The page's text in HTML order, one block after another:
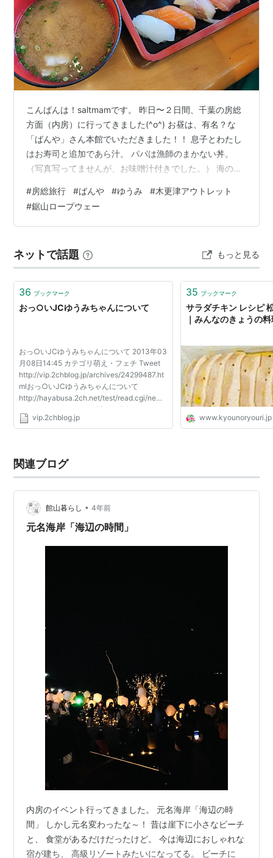
こんばんは！saltmamです。 昨日〜２日間、千葉の房総
方面（内房）に行ってきました(^o^) お昼は、有名？な
「ばんや」さん本館でいただきました！！ 息子とわたし
はお寿司と追加であら汁。 パパは漁師のまかない丼。
（写真写ってませんが、お味噌汁付きでした。） 海の近
す。 スルメイカの干物が珍しかったらしく、ニオイをか
んでいました。笑 次に保田小学校でお土産＆おやつタイ
ム。 そして、鋸山へGO！！ ロープウェイで上りました
ってもきれいでした。 晴れていてよかったです＼(^o^)／
さて、お宿…
#房総旅行 #ばんや #ゆうみ #木更津アウトレット
#鋸山ロープウェー
ネットで話題 もっと見る
36 ブックマーク
おっ○いJCゆうみちゃんについて
おっ○いJCゆうみちゃんについて 2013年03
月08日14:45 カテゴリ萌え・フェチ Tweet
http://vip.2chblog.jp/archives/24299487.ht
mlおっ○いJCゆうみちゃんについて
http://hayabusa.2ch.net/test/read.cgi/news
4vip/1362451343/ 1：以下、名無しにかわ
りましてVIPがお送りします：
vip.2chblog.jp
35 ブックマーク
サラダチキン レシピ
｜みんなのきょうの
www.kyounoryouri.jp
関連ブログ
館山暮らし • 4年前
元名海岸「海辺の時間」
内房のイベント行ってきました。 元名海岸「海辺の時
間」 しかし元名変わったな～！ 昔は崖下に小さなビーチ
と、 食堂があるだけだったけど。 今は海辺におしゃれな
宿が建ち、 高級リゾートみたいになってる。 ビーチに